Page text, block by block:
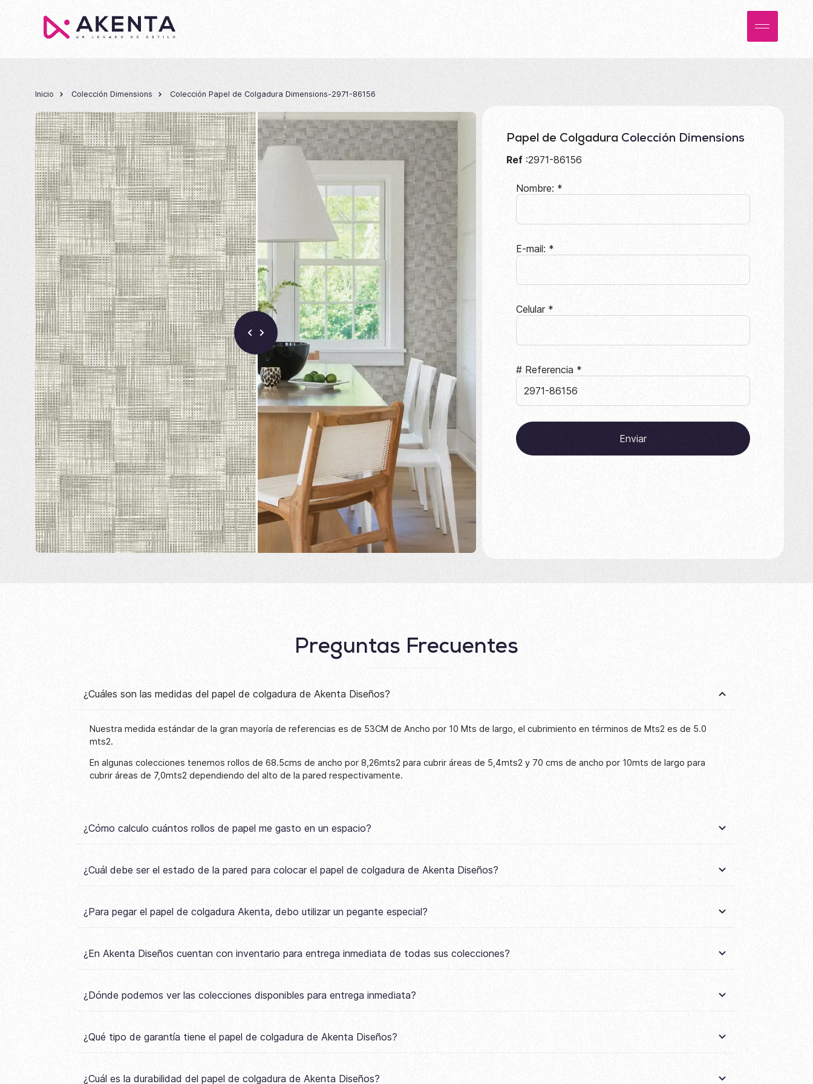
Inicio Colección Dimensions Colección Papel de Colgadura Dimensions-2971-86156
Papel de Colgadura Colección Dimensions
Ref:2971-86156
Nombre: *
E-mail: *
Celular *
# Referencia *
Enviar
Preguntas Frecuentes
¿Cuáles son las medidas del papel de colgadura de Akenta Diseños?
Nuestra medida estándar de la gran mayoría de referencias es de 53CM de Ancho por 10 Mts de largo, el cubrimiento en términos de Mts2 es de 5.0
mts2.
En algunas colecciones tenemos rollos de 68.5cms de ancho por 8,26mts2 para cubrir áreas de 5,4mts2 y 70 cms de ancho por 10mts de largo para
cubrir áreas de 7,0mts2 dependiendo del alto de la pared respectivamente.
¿Cómo calculo cuántos rollos de papel me gasto en un espacio?
¿Cuál debe ser el estado de la pared para colocar el papel de colgadura de Akenta Diseños?
¿Para pegar el papel de colgadura Akenta, debo utilizar un pegante especial?
¿En Akenta Diseños cuentan con inventario para entrega inmediata de todas sus colecciones?
¿Dónde podemos ver las colecciones disponibles para entrega inmediata?
¿Qué tipo de garantía tiene el papel de colgadura de Akenta Diseños?
¿Cuál es la durabilidad del papel de colgadura de Akenta Diseños?